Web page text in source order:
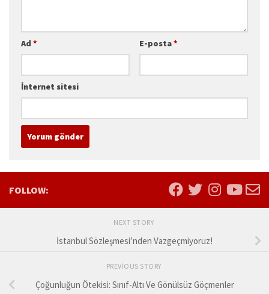
Ad * E-posta*
İnternet sitesi
FOLLOW:
NEXT STORY
İstanbul Sözleşmesi’nden Vazgeçmiyoruz!
PREVIOUS STORY
Çoğunluğun Ötekisi: Sınıf-Altı Ve Gönülsüz Göçmenler